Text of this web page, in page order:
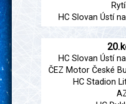
HC Slovan Ústí
HC Slovan Ústí
ČEZ Motor České
HC Stadion